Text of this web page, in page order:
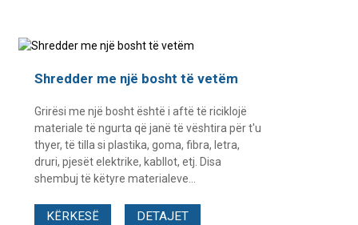
Shredder me një bosht të vetëm
Grirësi me një bosht është i aftë të riciklojë
materiale të ngurta që janë të vështira për t'u
thyer, të tilla si plastika, goma, fibra, letra,
druri, pjesët elektrike, kabllot, etj. Disa
shembuj të këtyre materialeve...
KËRKESË DETAJET